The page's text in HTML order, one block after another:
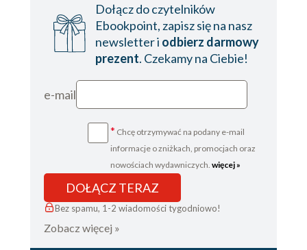
Dołącz do czytelników
Ebookpoint, zapisz się na nasz
newsletter i odbierz darmowy
prezent. Czekamy na Ciebie!
e-mail
* Chcę otrzymywać na podany e-mail
informacje o zniżkach, promocjach oraz
nowościach wydawniczych. więcej »
DOŁĄCZ TERAZ
Bez spamu, 1-2 wiadomości tygodniowo!
Zobacz więcej »